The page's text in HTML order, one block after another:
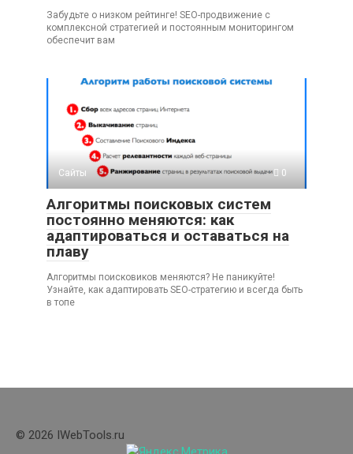
Забудьте о низком рейтинге! SEO-продвижение с
комплексной стратегией и постоянным мониторингом
обеспечит вам
Сайты 0
Алгоритмы поисковых систем
постоянно меняются: как
адаптироваться и оставаться на
плаву
Алгоритмы поисковиков меняются? Не паникуйте!
Узнайте, как адаптировать SEO-стратегию и всегда быть
в топе
© 2026 IWebTools.ru